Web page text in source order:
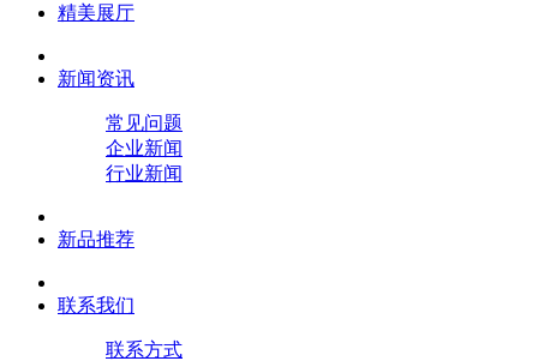
精美展厅
新闻资讯
常见问题
企业新闻
行业新闻
新品推荐
联系我们
联系方式